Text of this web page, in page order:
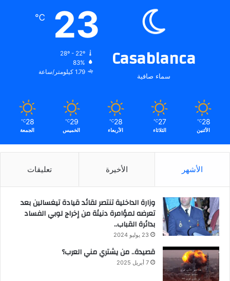
Casablanca
سماء صافية
23
℃
28º - 22º
83%
1.79 كيلومتر/ساعة
28
℃
الأثنين
27
℃
الثلاثاء
28
℃
الأربعاء
29
℃
الخميس
28
℃
الجمعة
الأشهر الأخيرة تعليقات
وزارة الداخلية تنتصر لقائد قيادة تيغسالين بعد
تعرضه لمؤامرة دنيئة من إخراج لوبي الفساد
بدائرة القباب..
23 يوليو 2024
قصيدة.. من يشتري مني العرب؟
7 أبريل 2025